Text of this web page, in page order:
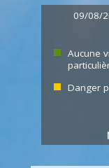
09/08/
Aucune
Danger